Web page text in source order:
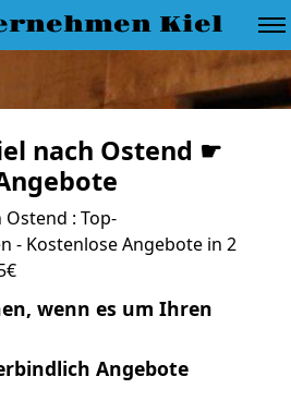
Kiel
nach Ostend ☛
: Top-
- Kostenlose Angebote in 2
wenn es um Ihren
Angebote